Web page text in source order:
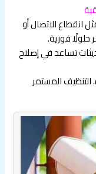
انقطاع الاتصال أو
فورية.
تساعد في إصلاح
التنظيف المستمر